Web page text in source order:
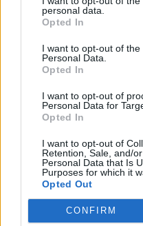
personal data.
Opted In
I want to opt-out of the
Personal Data.
Opted In
I want to opt-out of
Personal Data for
Opted In
I want to opt-out of
Retention, Sale, and/
Personal Data that Is
Purposes for which it
Opted Out
CONFIRM
poilsiautojai visai
šurmulio. Į kainą
su instruktoriumi ir